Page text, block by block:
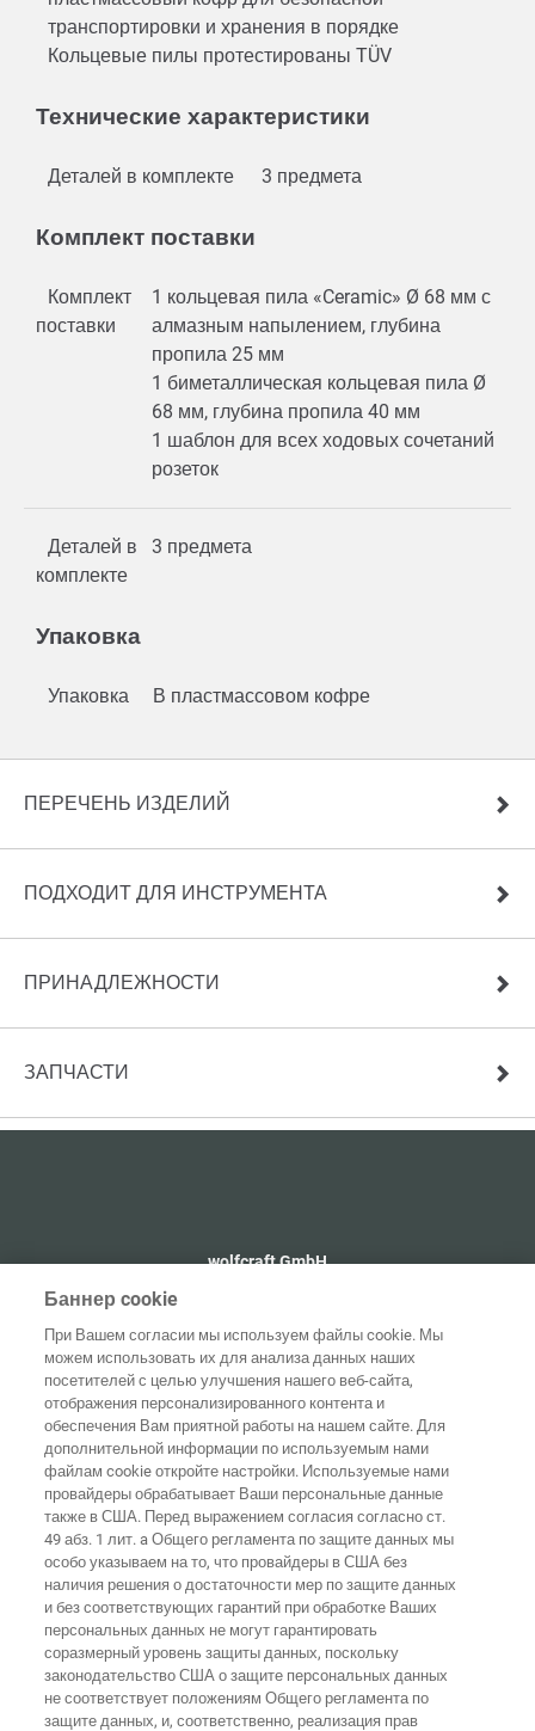
транспортировки и хранения в порядке
Кольцевые пилы протестированы TÜV
Технические характеристики
Деталей в комплекте 3 предмета
Комплект поставки
Комплект
поставки
1 кольцевая пила «Ceramic» Ø 68 мм с
алмазным напылением, глубина
пропила 25 мм
1 биметаллическая кольцевая пила Ø
68 мм, глубина пропила 40 мм
1 шаблон для всех ходовых сочетаний
розеток
Деталей в
комплекте
3 предмета
Упаковка
Упаковка В пластмассовом кофре
ПЕРЕЧЕНЬ ИЗДЕЛИЙ
ПОДХОДИТ ДЛЯ ИНСТРУМЕНТА
ПРИНАДЛЕЖНОСТИ
ЗАПЧАСТИ
wolfcraft GmbH
Wolffstraße 1
56746 Kempenich
Домашняя
страница Контакты
Выходные Защита
Общие
условия
ведения
бизнеса
Правила по
файлам
"cookie"
Заявление о
безбарьерности
Баннер cookie
При Вашем согласии мы используем файлы cookie. Мы
можем использовать их для анализа данных наших
посетителей с целью улучшения нашего веб-сайта,
отображения персонализированного контента и
обеспечения Вам приятной работы на нашем сайте. Для
дополнительной информации по используемым нами
файлам cookie откройте настройки. Используемые нами
провайдеры обрабатывает Ваши персональные данные
также в США. Перед выражением согласия согласно ст.
49 абз. 1 лит. a Общего регламента по защите данных мы
особо указываем на то, что провайдеры в США без
наличия решения о достаточности мер по защите данных
и без соответствующих гарантий при обработке Ваших
персональных данных не могут гарантировать
соразмерный уровень защиты данных, поскольку
законодательство США о защите персональных данных
не соответствует положениям Общего регламента по
защите данных, и, соответственно, реализация прав